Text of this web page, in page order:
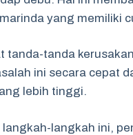
yang memiliki
tanda-tanda
ini secara cepat
lebih tinggi.
langkah ini,